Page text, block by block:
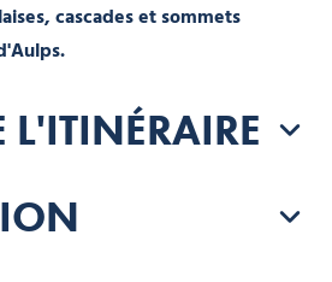
cascades et sommets
L'ITINÉRAIRE